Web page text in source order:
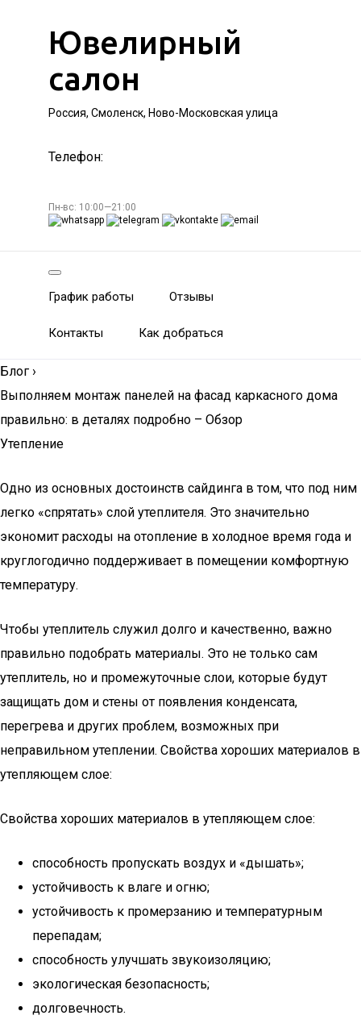
Ювелирный
салон
Россия, Смоленск, Ново-Московская улица
Телефон:
Пн-вс: 10:00—21:00
График работы Отзывы
Контакты Как добраться
Блог ›
Выполняем монтаж панелей на фасад каркасного дома
правильно: в деталях подробно – Обзор
Утепление
Одно из основных достоинств сайдинга в том, что под ним
легко «спрятать» слой утеплителя. Это значительно
экономит расходы на отопление в холодное время года и
круглогодично поддерживает в помещении комфортную
температуру.
Чтобы утеплитель служил долго и качественно, важно
правильно подобрать материалы. Это не только сам
утеплитель, но и промежуточные слои, которые будут
защищать дом и стены от появления конденсата,
перегрева и других проблем, возможных при
неправильном утеплении. Свойства хороших материалов в
утепляющем слое:
Свойства хороших материалов в утепляющем слое:
способность пропускать воздух и «дышать»;
устойчивость к влаге и огню;
устойчивость к промерзанию и температурным
перепадам;
способность улучшать звукоизоляцию;
экологическая безопасность;
долговечность.